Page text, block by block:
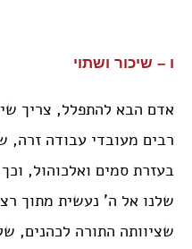
ו – שיכור ושתוי
אדם הבא להתפלל, צריך
רבים מעובדי עבודה זרה,
בעזרת סמים ואלכוהול,
שלנו אל ה’ נעשית מתוך
שציוותה התורה לכהנים,